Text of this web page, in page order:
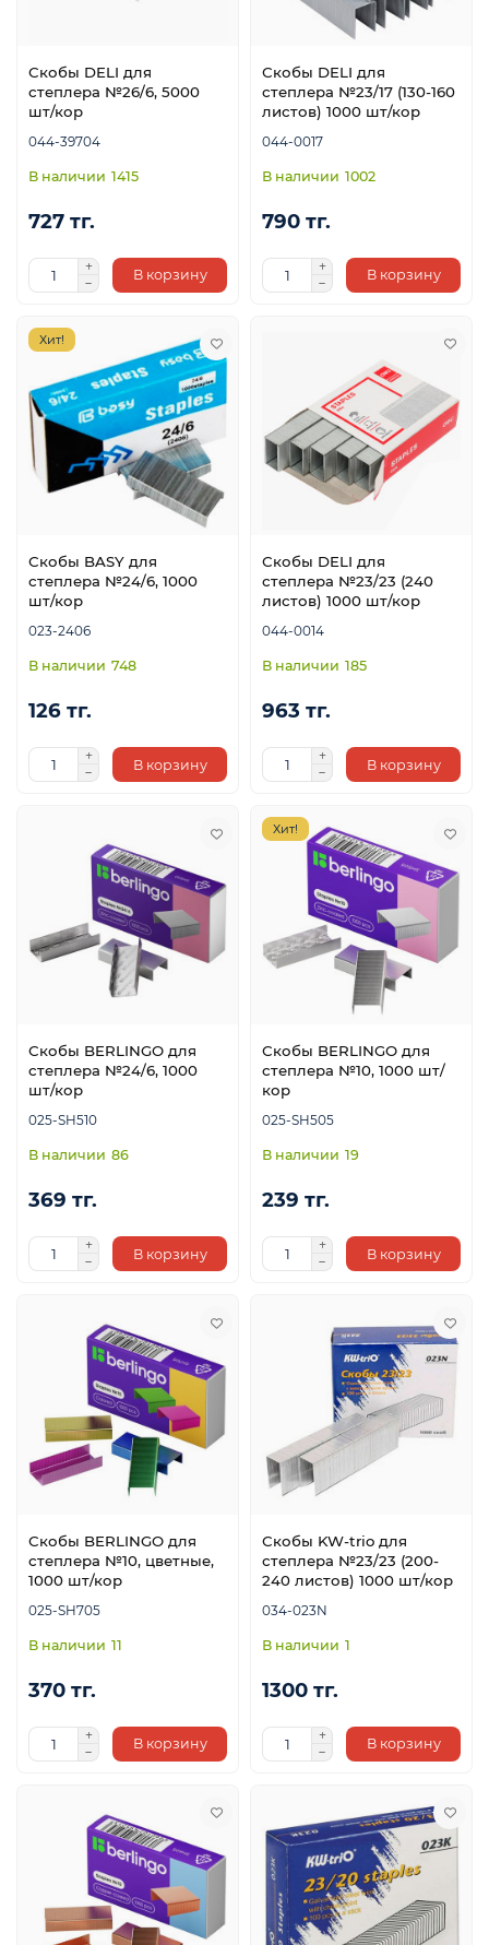
Скобы DELI для
степлера №26/6, 5000
шт/кор
044-39704
1415
727 тг.
В корзину
Скобы DELI для
степлера №23/17 (130-160
листов) 1000 шт/кор
044-0017
1002
790 тг.
В корзину
Хит!
Скобы BASY для
степлера №24/6, 1000
шт/кор
023-2406
748
126 тг.
В корзину
Скобы DELI для
степлера №23/23 (240
листов) 1000 шт/кор
044-0014
185
963 тг.
В корзину
Скобы BERLINGO для
степлера №24/6, 1000
шт/кор
025-SH510
86
369 тг.
В корзину
Хит!
Скобы BERLINGO для
степлера №10, 1000 шт/
кор
025-SH505
19
239 тг.
В корзину
Скобы BERLINGO для
степлера №10, цветные,
1000 шт/кор
025-SH705
11
370 тг.
В корзину
Скобы KW-trio для
степлера №23/23 (200-
240 листов) 1000 шт/кор
034-023N
1
1300 тг.
В корзину